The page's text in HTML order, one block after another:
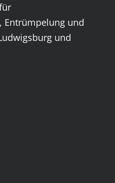
Entrümpelung und
und